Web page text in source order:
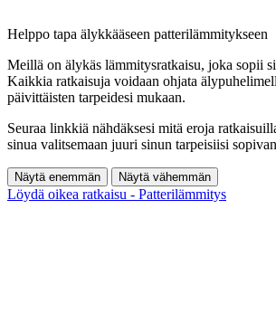
Helppo tapa älykkääseen patterilämmitykseen
Meillä on älykäs lämmitysratkaisu, joka sopii
Kaikkia ratkaisuja voidaan ohjata
päivittäisten tarpeidesi mukaan.
Seuraa linkkiä nähdäksesi mitä eroja
sinua valitsemaan juuri sinun tarpeisiisi
Näytä enemmän Näytä vähemmän
Löydä oikea ratkaisu - Patterilämmitys